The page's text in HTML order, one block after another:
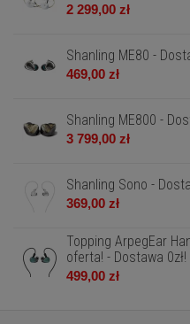
2 299,00 zł
Shanling ME80 -
469,00 zł
Shanling ME800 -
3 799,00 zł
Shanling Sono -
369,00 zł
Topping ArpegEar
oferta! - Dostawa 0zł!
499,00 zł